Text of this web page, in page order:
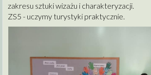
zakresu sztuki wizażu i charakteryzacji.
ZS5 - uczymy turystyki praktycznie.